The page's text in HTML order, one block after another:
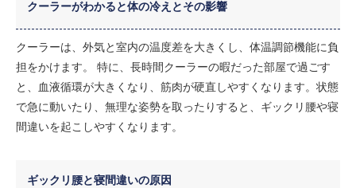
クーラーがわかると体の冷えとその影響
クーラーは、外気と室内の温度差を大きくし、体温調節機能に負
担をかけます。 特に、長時間クーラーの暇だった部屋で過ごす
と、血液循環が大きくなり、筋肉が硬直しやすくなります。状態
で急に動いたり、無理な姿勢を取ったりすると、ギックリ腰や寝
間違いを起こしやすくなります。
ギックリ腰と寝間違いの原因